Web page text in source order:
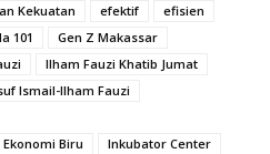
Kekuatan efektif
efisien
101
Gen Z Makassar
Ilham Fauzi Khatib Jumat
Ismail-Ilham Fauzi
Biru
Inkubator Center